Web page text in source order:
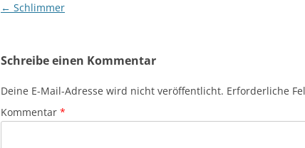
Beitragsnavigation
← Schlimmer
Schreibe einen Kommentar
Deine E-Mail-Adresse wird nicht veröffentlicht. Erforderliche
Kommentar *